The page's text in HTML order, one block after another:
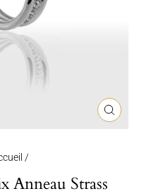
FERMER
(ESC)
/
Anneau Strass